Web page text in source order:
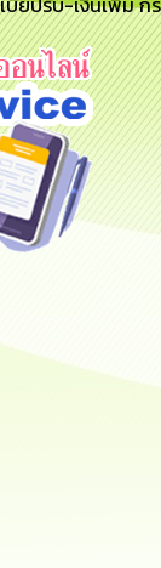
คู่มือ
ประชาชน